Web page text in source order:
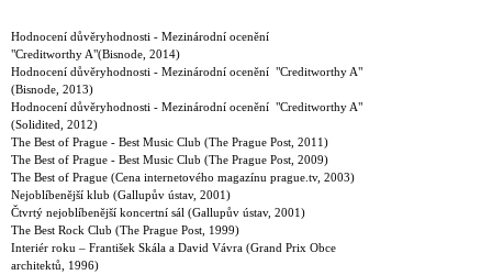
Hodnocení důvěryhodnosti - Mezinárodní ocenění
"Creditworthy A"(Bisnode, 2014)
Hodnocení důvěryhodnosti - Mezinárodní ocenění "Creditworthy A"
(Bisnode, 2013)
Hodnocení důvěryhodnosti - Mezinárodní ocenění "Creditworthy A"
(Solidited, 2012)
The Best of Prague - Best Music Club (The Prague Post, 2011)
The Best of Prague - Best Music Club (The Prague Post, 2009)
The Best of Prague (Cena internetového magazínu prague.tv, 2003)
Nejoblíbenější klub (Gallupův ústav, 2001)
Čtvrtý nejoblíbenější koncertní sál (Gallupův ústav, 2001)
The Best Rock Club (The Prague Post, 1999)
Interiér roku – František Skála a David Vávra (Grand Prix Obce
architektů, 1996)